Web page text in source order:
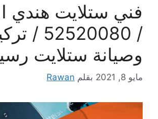
فني ستلايت هندي
/ 52520080
وصيانة ستلايت
مايو 8, 2021 بقلم Rawan